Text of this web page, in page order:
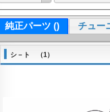
純正パーツ () チュー
シ－ト （1）